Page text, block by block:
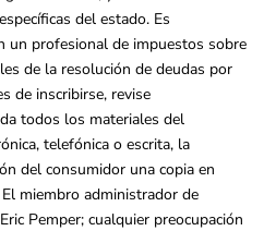
del estado. Es
un profesional de impuestos sobre
de la resolución de deudas por
de inscribirse, revise
todos los materiales del
telefónica o escrita, la
del consumidor una copia en
miembro administrador de
Pemper; cualquier preocupación